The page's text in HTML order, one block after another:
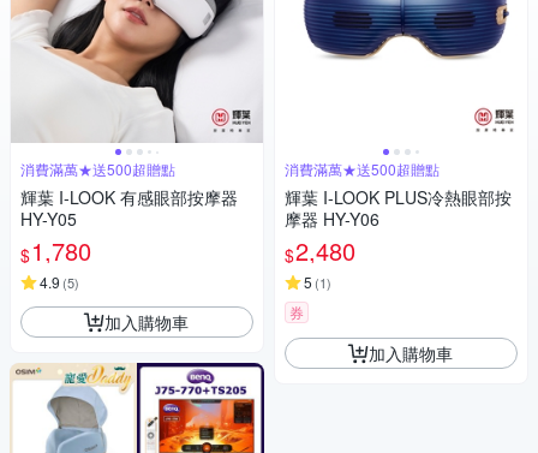
消費滿萬★送500超贈點
輝葉 I-LOOK 有感眼部按摩器
HY-Y05
$1,780
4.9 (5)
加入購物車
消費滿萬★送500超贈點
輝葉 I-LOOK PLUS冷熱眼部按
摩器 HY-Y06
$2,480
5 (1)
券
加入購物車